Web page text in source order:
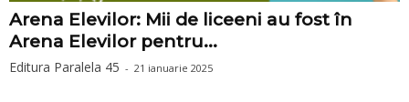
Arena Elevilor: Mii de liceeni au fost în
Arena Elevilor pentru...
Editura Paralela 45 - 21 ianuarie 2025